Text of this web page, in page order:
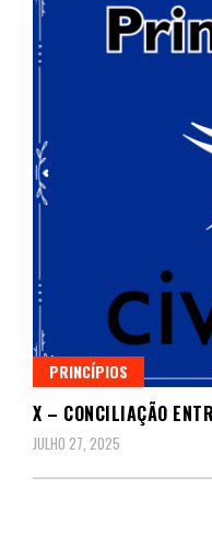
PRINCÍPIOS
X – CONCILIAÇÃO
JULHO 27, 2025